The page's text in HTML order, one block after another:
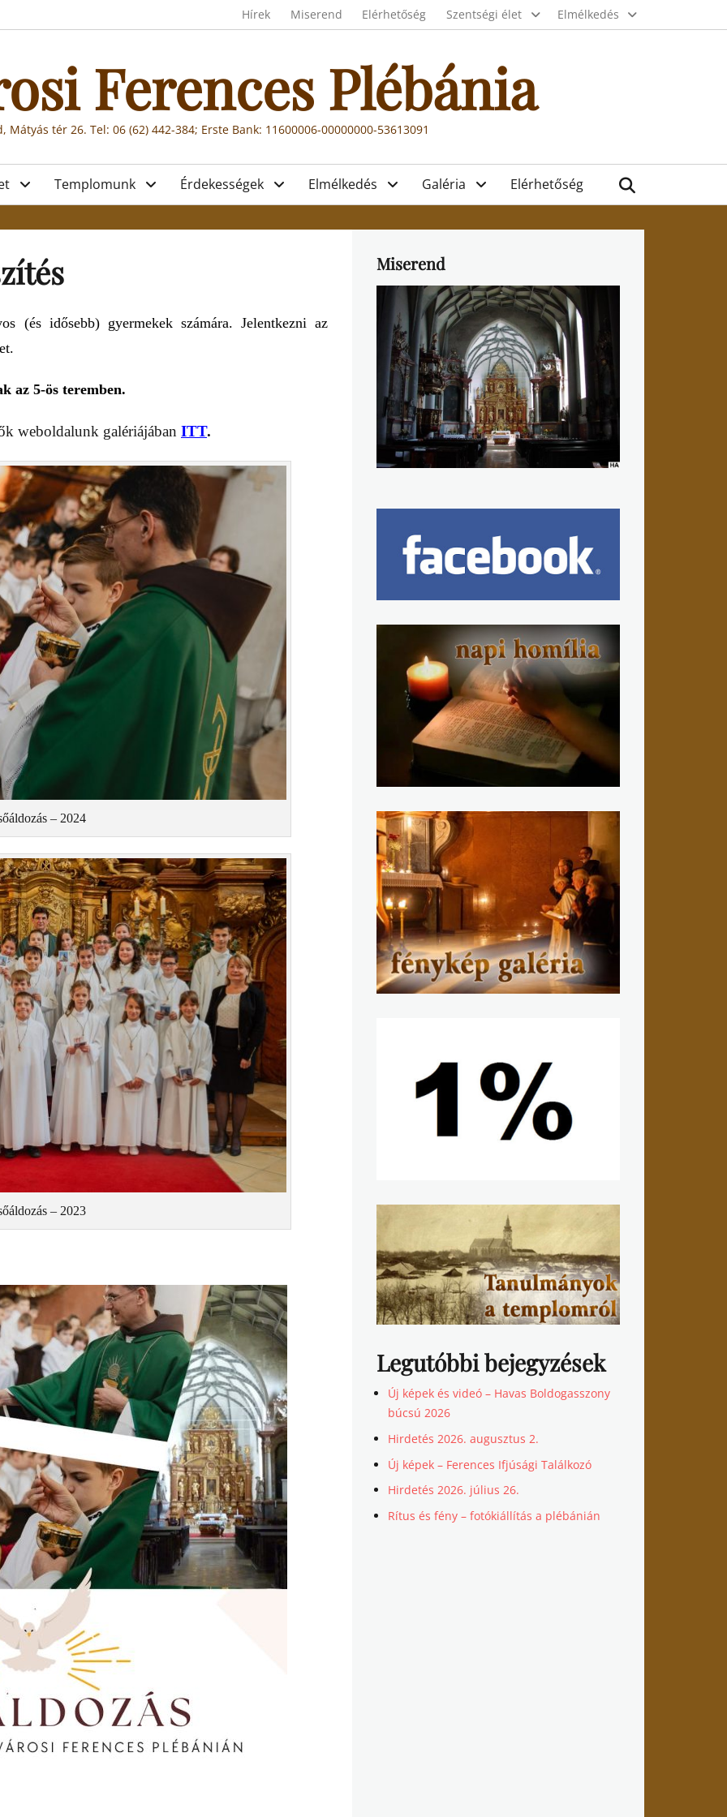
Header menu
Hírek Miserend Elérhetőség Szentségi élet Elmélkedés
Ferences Plébánia
Mátyás tér 26. Tel: 06 (62) 442-384; Erste Bank: 11600006-00000000-53613091
Templomunk Érdekességek Elmélkedés Galéria Elérhetőség
(és idősebb) gyermekek számára. Jelentkezni az
.
az 5-ös teremben.
weboldalunk galériájában ITT.
– 2024
– 2023
Miserend
Legutóbbi bejegyzések
Új képek és videó – Havas Boldogasszony
búcsú 2026
Hirdetés 2026. augusztus 2.
Új képek – Ferences Ifjúsági Találkozó
Hirdetés 2026. július 26.
Rítus és fény – fotókiállítás a plébánián